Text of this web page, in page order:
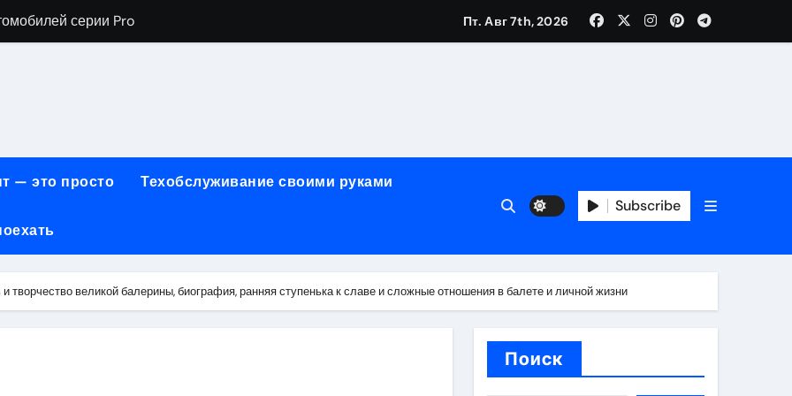
серии Pro
сервиса, наращивания ресниц и депиляции
огнезащиты металла: нанесение при -15°C внутри помещений и под навесом
по безопасности, производительности и типам доступа
и японских грузовых автомобилей
Пт. Авг 7th, 2026
— это просто Техобслуживание своими руками
Subscribe
творчество великой балерины, биография, ранняя ступенька к славе и сложные отношения в балете и личной жизни
Поиск